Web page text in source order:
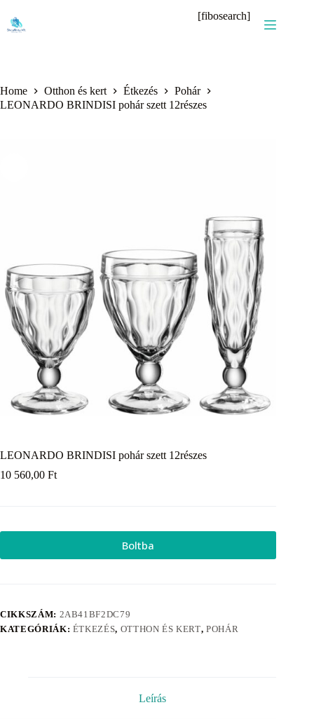
content
[fibosearch]
Home Otthon és kert Étkezés
Pohár
LEONARDO BRINDISI pohár szett 12részes
LEONARDO BRINDISI pohár szett 12részes
10 560,00 Ft
Boltba
CIKKSZÁM: 2AB41BF2DC79
KATEGÓRIÁK: ÉTKEZÉS, OTTHON ÉS KERT,POHÁR
Leírás